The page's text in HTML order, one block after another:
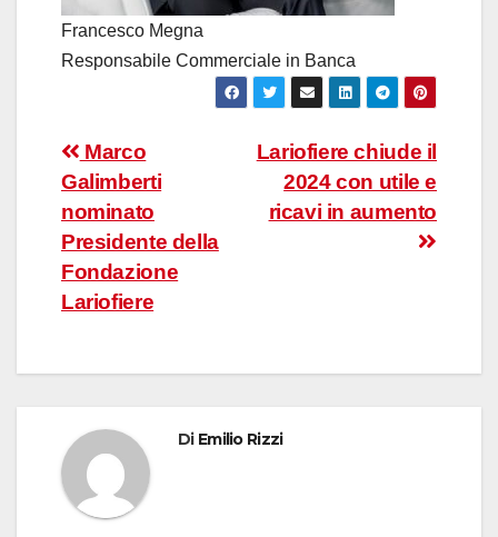
Francesco Megna
Responsabile Commerciale in Banca
Navigazione
articoli
Lariofiere chiude il
2024 con utile e
ricavi in aumento
Marco
Galimberti
nominato
Presidente della
Fondazione
Lariofiere
Di Emilio Rizzi